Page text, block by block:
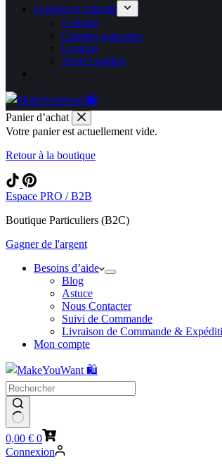
Leggins et collants
Collants
Culottes gainantes
Leggins
Short Legging
Panier d’achat
Votre panier est actuellement vide.
Retour à la boutique
Espace PRO / B2B
Boutique Particuliers (B2C)
Gagner de l'argent
Besoins d’aide
Blog
Astuce
Nous Contacter
Suivi de Commande
Livraison de Commande &
Mon compte
Panier
d’achat
0,00 € 0
Connexion